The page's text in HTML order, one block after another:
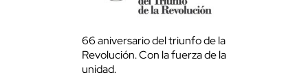
66 aniversario del triunfo de la
Revolución. Con la fuerza de la
unidad.